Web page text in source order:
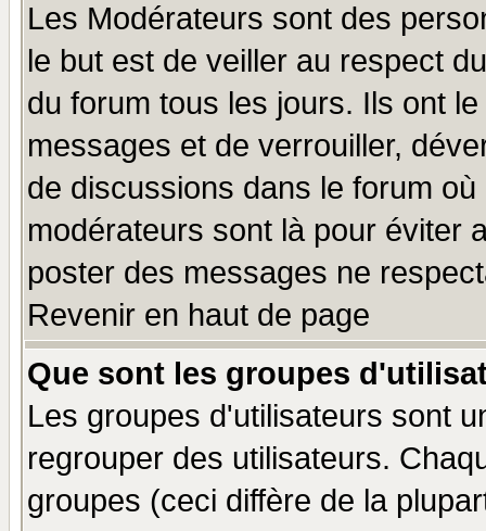
Les Modérateurs sont des
le but est de veiller au respect
du forum tous les jours. Ils ont
messages et de verrouiller,
de discussions dans le forum
modérateurs sont là pour éviter
poster des messages ne
Revenir en haut de page
Que sont les groupes
Les groupes d'utilisateurs sont
regrouper des utilisateurs.
groupes (ceci diffère de la